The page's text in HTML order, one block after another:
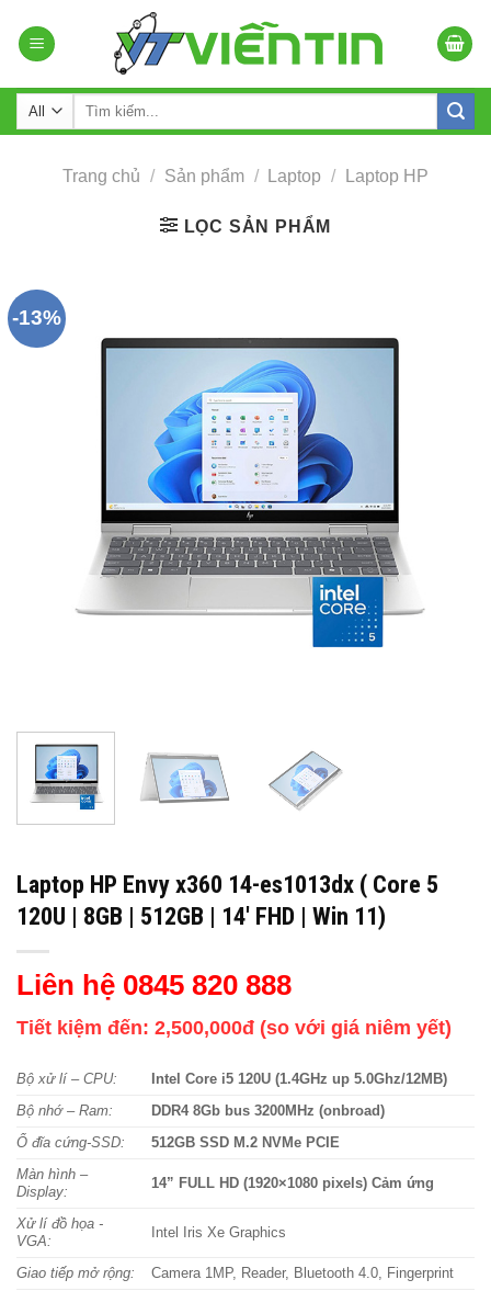
content
Tìm
Trang chủ / Sản phẩm / Laptop / Laptop HP
LỌC SẢN PHẨM
-13%
Laptop HP Envy x360 14-es1013dx ( Core 5
120U | 8GB | 512GB | 14′ FHD | Win 11)
Liên hệ 0845 820 888
Tiết kiệm đến: 2,500,000đ (so với giá niêm yết)
Bộ xử lí – CPU:
Intel Core i5 120U (1.4GHz up 5.0Ghz/12MB)
Bộ nhớ – Ram:
DDR4 8Gb bus 3200MHz (onbroad)
Ổ đĩa cứng-SSD:
512GB SSD M.2 NVMe PCIE
Màn hình –
Display:
14” FULL HD (1920×1080 pixels) Cảm ứng
Xử lí đồ họa -
VGA:
Intel Iris Xe Graphics
Giao tiếp mở rộng:
Camera 1MP, Reader, Bluetooth 4.0, Fingerprint